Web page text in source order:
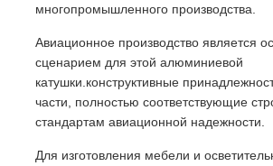
многопромышленного производства.
Авиационное производство является
сценарием для этой алюминиевой
катушки.конструктивные
части, полностью соответствующие
стандартам авиационной надежности.
Для изготовления мебели и